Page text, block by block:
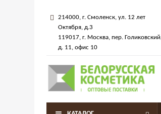
214000, г. Смоленск, ул. 12 лет
Октября, д.3
119017, г. Москва, пер.
д. 11, офис 10